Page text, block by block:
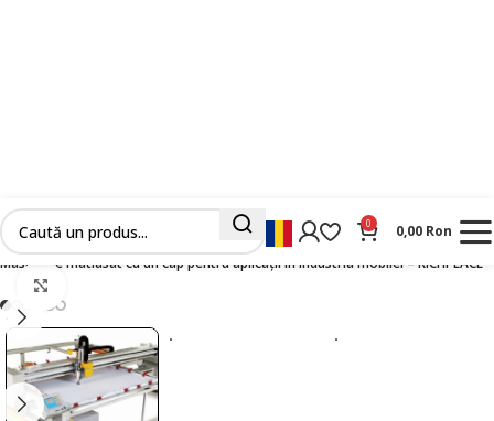
0 0,00 Ron
Prima pagină Masini diverse
Masini de matlasat
Masina de matlasat cu un cap pentru aplicații în industria mobilei – RICHPEACE